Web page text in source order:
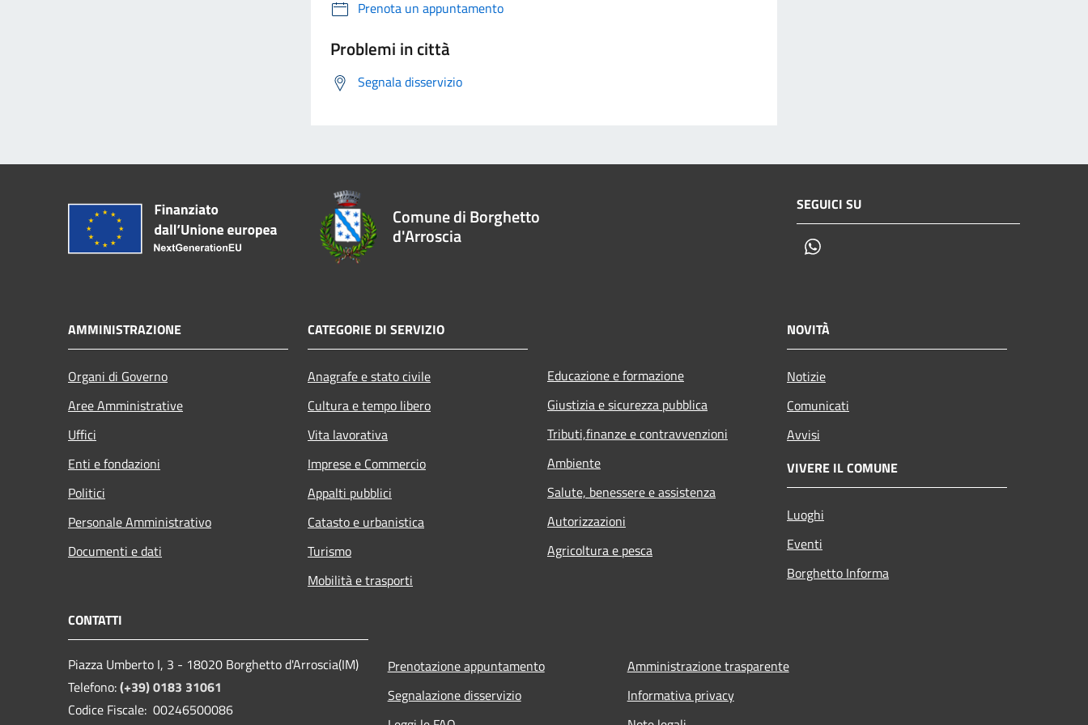
Prenota un appuntamento
Problemi in città
Segnala disservizio
Comune di Borghetto
d'Arroscia
SEGUICI SU
AMMINISTRAZIONE
Organi di Governo
Aree Amministrative
Uffici
Enti e fondazioni
Politici
Personale Amministrativo
Documenti e dati
CATEGORIE DI SERVIZIO
Anagrafe e stato civile
Cultura e tempo libero
Vita lavorativa
Imprese e Commercio
Appalti pubblici
Catasto e urbanistica
Turismo
Mobilità e trasporti
Educazione e formazione
Giustizia e sicurezza pubblica
Tributi,finanze e contravvenzioni
Ambiente
Salute, benessere e assistenza
Autorizzazioni
Agricoltura e pesca
NOVITÀ
Notizie
Comunicati
Avvisi
VIVERE IL COMUNE
Luoghi
Eventi
Borghetto Informa
CONTATTI
Piazza Umberto I, 3 - 18020 Borghetto d'Arroscia(IM)
Telefono:(+39) 0183 31061
Codice Fiscale: 00246500086
Prenotazione appuntamento
Segnalazione disservizio
Amministrazione trasparente
Informativa privacy